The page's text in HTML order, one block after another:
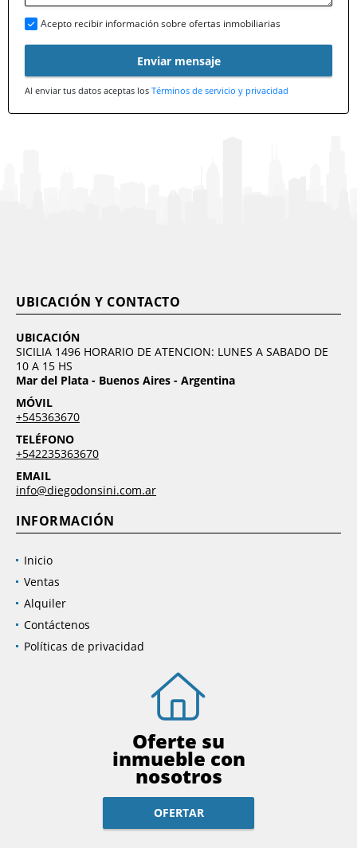
Acepto recibir información sobre ofertas inmobiliarias
Enviar mensaje
Al enviar tus datos aceptas los Términos de servicio y privacidad
UBICACIÓN Y CONTACTO
UBICACIÓN
SICILIA 1496 HORARIO DE ATENCION: LUNES A SABADO DE
10 A 15 HS
Mar del Plata - Buenos Aires - Argentina
MÓVIL
+545363670
TELÉFONO
+542235363670
EMAIL
info@diegodonsini.com.ar
INFORMACIÓN
Inicio
Ventas
Alquiler
Contáctenos
Políticas de privacidad
Oferte su
inmueble con
nosotros
OFERTAR